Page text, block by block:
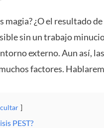
magia? ¿O el resultado
sin un trabajo
externo. Aun así,
factores.
PEST?